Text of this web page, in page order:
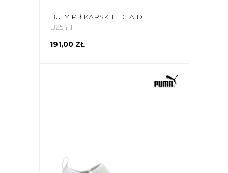
BUTY PIŁKARSKIE DLA DZIECI NIKE ZOOM MERCURIAL VAPOR 16 ACADEMY IC FQ8411 001
B25411
191,00 ZŁ